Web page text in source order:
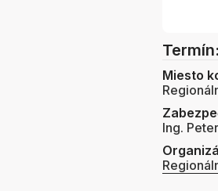
Termín:
Miesto
Ing.